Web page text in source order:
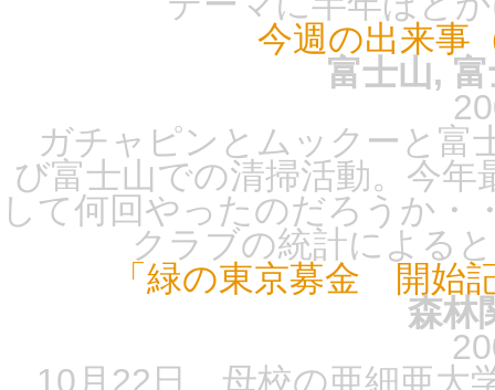
今週の出来事
富士山,
ガチャピンとムックーと富
び富士山での清掃活動。今
して何回やったのだろうか
クラブの統計による
「緑の東京募金 開始
森林
10月22日、母校の亜細亜大